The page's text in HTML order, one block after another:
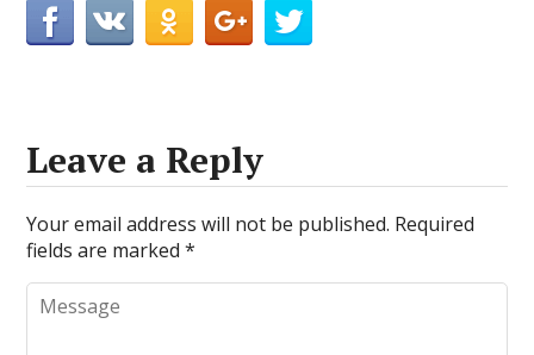
Leave a Reply
Your email address will not be published. Required
fields are marked*